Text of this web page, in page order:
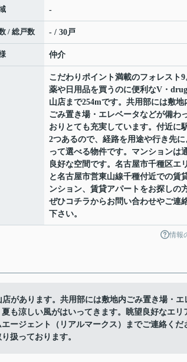
-
/ 総戸数 - / 30戸
仲介
こだわりポイント満載のフォレスト9
薬や日用品を買うのに便利なV・
山店まで254mです。共用部には敷地
ごみ置き場・エレベータなどが備わ
おりとても充実しています。付近に
2つあるので、経路を用途や行き先に
って選べる物件です。マンションは
良好な空間です。名古屋市千種区エ
と名古屋市営東山線千種付近での賃
ンション、賃貸アパートをお探しの
ぜひコチラからお問い合わせやご連
下さい。
情報
があります。共用部には敷地内ごみ置き場・エ
も涼しい風がはいってきます。眺望良好なエリ
ージェント（リアルマークス）までご連絡くだ
扱っております。